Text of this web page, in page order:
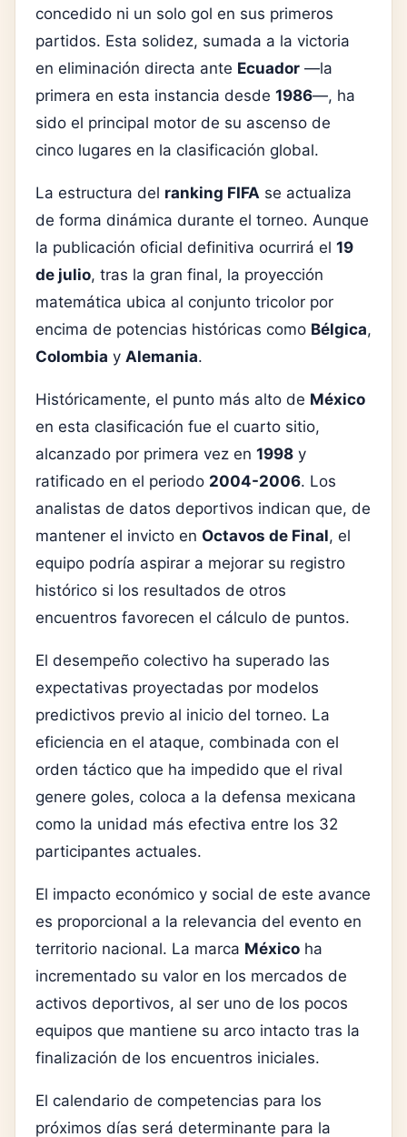
concedido ni un solo gol en sus primeros
partidos. Esta solidez, sumada a la victoria
en eliminación directa ante Ecuador —la
primera en esta instancia desde 1986—, ha
sido el principal motor de su ascenso de
cinco lugares en la clasificación global.
La estructura del ranking FIFA se actualiza
de forma dinámica durante el torneo. Aunque
la publicación oficial definitiva ocurrirá el 19
de julio, tras la gran final, la proyección
matemática ubica al conjunto tricolor por
encima de potencias históricas como Bélgica,
Colombia y Alemania.
Históricamente, el punto más alto de México
en esta clasificación fue el cuarto sitio,
alcanzado por primera vez en 1998 y
ratificado en el periodo 2004-2006. Los
analistas de datos deportivos indican que, de
mantener el invicto en Octavos de Final, el
equipo podría aspirar a mejorar su registro
histórico si los resultados de otros
encuentros favorecen el cálculo de puntos.
El desempeño colectivo ha superado las
expectativas proyectadas por modelos
predictivos previo al inicio del torneo. La
eficiencia en el ataque, combinada con el
orden táctico que ha impedido que el rival
genere goles, coloca a la defensa mexicana
como la unidad más efectiva entre los 32
participantes actuales.
El impacto económico y social de este avance
es proporcional a la relevancia del evento en
territorio nacional. La marca México ha
incrementado su valor en los mercados de
activos deportivos, al ser uno de los pocos
equipos que mantiene su arco intacto tras la
finalización de los encuentros iniciales.
El calendario de competencias para los
próximos días será determinante para la